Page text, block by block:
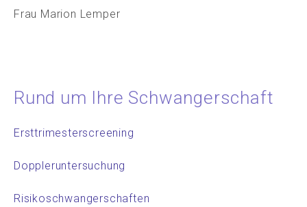
Frau Marion Lemper
Rund um Ihre Schwangerschaft
Ersttrimesterscreening
Doppleruntersuchung
Risikoschwangerschaften